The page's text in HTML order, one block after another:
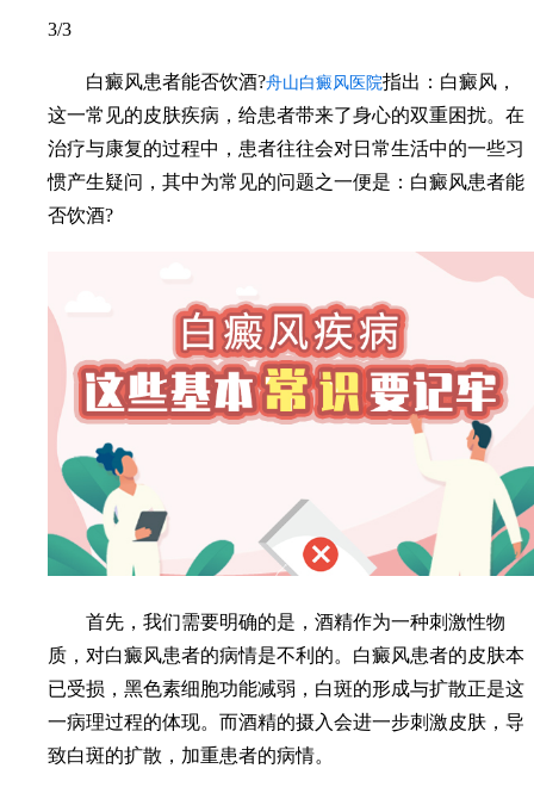
3/3
白癜风患者能否饮酒?舟山白癜风医院指出：白癜风，
这一常见的皮肤疾病，给患者带来了身心的双重困扰。在
治疗与康复的过程中，患者往往会对日常生活中的一些习
惯产生疑问，其中为常见的问题之一便是：白癜风患者能
否饮酒?
首先，我们需要明确的是，酒精作为一种刺激性物
质，对白癜风患者的病情是不利的。白癜风患者的皮肤本
已受损，黑色素细胞功能减弱，白斑的形成与扩散正是这
一病理过程的体现。而酒精的摄入会进一步刺激皮肤，导
致白斑的扩散，加重患者的病情。